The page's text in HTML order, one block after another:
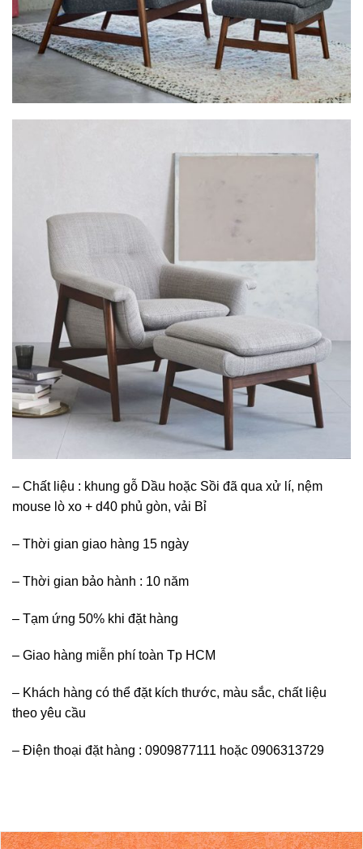
– Chất liệu : khung gỗ Dầu hoặc Sồi đã qua xử lí, nệm
mouse lò xo + d40 phủ gòn, vải Bỉ
– Thời gian giao hàng 15 ngày
– Thời gian bảo hành : 10 năm
– Tạm ứng 50% khi đặt hàng
– Giao hàng miễn phí toàn Tp HCM
– Khách hàng có thể đặt kích thước, màu sắc, chất liệu
theo yêu cầu
– Điện thoại đặt hàng : 0909877111 hoặc 0906313729